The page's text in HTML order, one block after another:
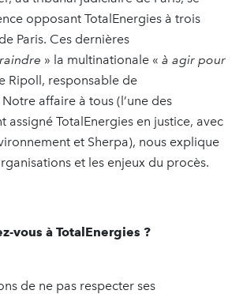
opposant TotalEnergies à trois
Paris. Ces dernières
» la multinationale « à agir pour
Ripoll, responsable de
affaire à tous (l’une des
assigné TotalEnergies en justice, avec
et Sherpa), nous explique
et les enjeux du procès.
vous à TotalEnergies ?
de ne pas respecter ses